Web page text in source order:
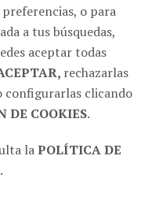
o para
a tus búsquedas,
aceptar todas
rechazarlas
configurarlas clicando
DE COOKIES.
laPOLÍTICA DE
(España)